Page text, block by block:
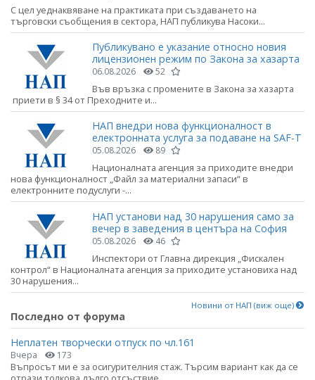
С цел уеднаквяване на практиката при създаването на
търговски съобщения в сектора, НАП публикува Насоки...
Публикувано е указание относно новия
лицензионен режим по Закона за хазарта
06.08.2026 52
Във връзка с промените в Закона за хазарта
приети в § 34 от Преходните и...
НАП внедри нова функционалност в
електронната услуга за подаване на SAF-T
05.08.2026 89
Националната агенция за приходите внедри
нова функционалност „Файл за материални запаси“ в
електронните подуслуги -...
НАП установи над 30 нарушения само за
вечер в заведения в центъра на София
05.08.2026 46
Инспектори от Главна дирекция „Фискален
контрол“ в Националната агенция за приходите установиха над
30 нарушения...
Новини от НАП (виж още)
Последно от форума
Неплатен творчески отпуск по чл.161
Вчера 173
Въпросът ми е за осигурителния стаж. Търсим вариант как да се